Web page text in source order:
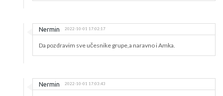
Nermin 2022-10-01 17:02:17
Da pozdravim sve učesnike grupe,a naravno i Amka.
Nermin 2022-10-01 17:03:43